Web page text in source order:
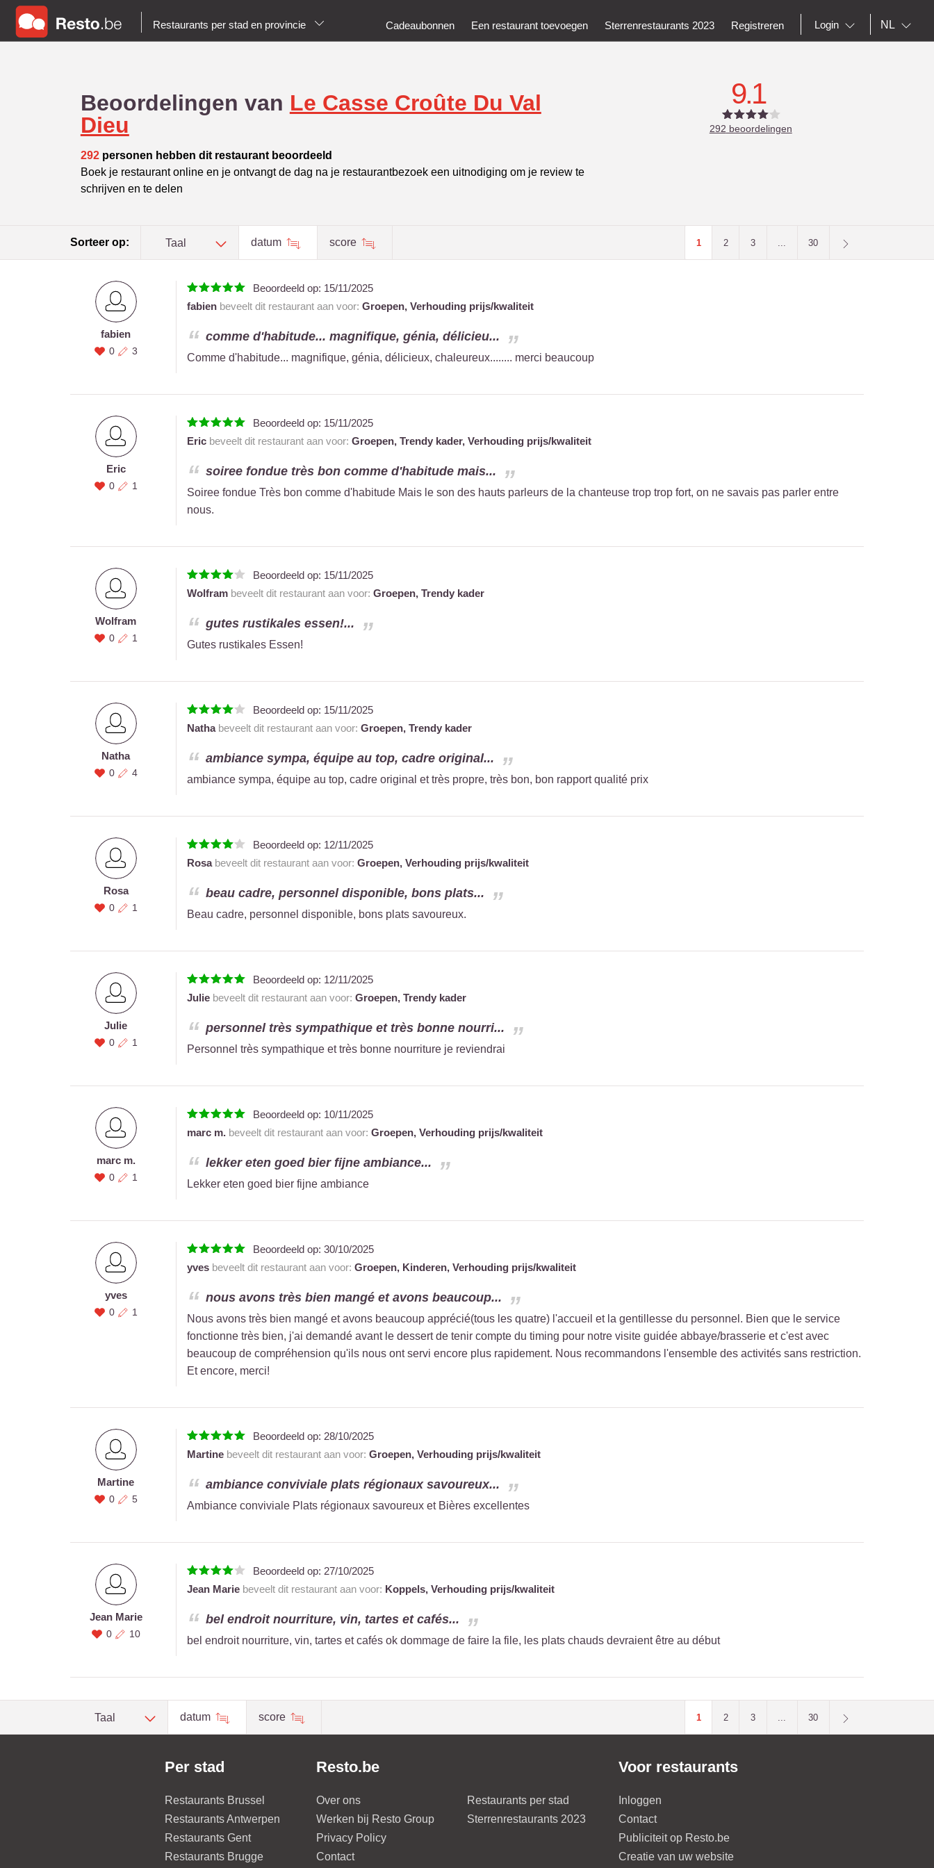
Restaurants per stad en provincie Cadeaubonnen Een restaurant toevoegen Sterrenrestaurants 2023 Registreren Login NL
Beoordelingen van Le Casse Croûte Du Val
Dieu
292personen hebben dit restaurant beoordeeld
Boek je restaurant online en je ontvangt de dag na je restaurantbezoek een uitnodiging om je review te
schrijven en te delen
9.1
292 beoordelingen
Sorteer op: Taal datum score 1 2 3 ... 30
fabien
0 3
Beoordeeld op: 15/11/2025
fabienbeveelt dit restaurant aan voor: Groepen, Verhouding prijs/kwaliteit
comme d'habitude... magnifique, génia, délicieu...
Comme d'habitude... magnifique, génia, délicieux, chaleureux........ merci beaucoup
Eric
0 1
Beoordeeld op: 15/11/2025
Ericbeveelt dit restaurant aan voor: Groepen, Trendy kader, Verhouding prijs/kwaliteit
soiree fondue très bon comme d'habitude mais...
Soiree fondue Très bon comme d'habitude Mais le son des hauts parleurs de la chanteuse trop trop fort, on ne savais pas parler entre
nous.
Wolfram
0 1
Beoordeeld op: 15/11/2025
Wolframbeveelt dit restaurant aan voor: Groepen, Trendy kader
gutes rustikales essen!...
Gutes rustikales Essen!
Natha
0 4
Beoordeeld op: 15/11/2025
Nathabeveelt dit restaurant aan voor: Groepen, Trendy kader
ambiance sympa, équipe au top, cadre original...
ambiance sympa, équipe au top, cadre original et très propre, très bon, bon rapport qualité prix
Rosa
0 1
Beoordeeld op: 12/11/2025
Rosabeveelt dit restaurant aan voor: Groepen, Verhouding prijs/kwaliteit
beau cadre, personnel disponible, bons plats...
Beau cadre, personnel disponible, bons plats savoureux.
Julie
0 1
Beoordeeld op: 12/11/2025
Juliebeveelt dit restaurant aan voor: Groepen, Trendy kader
personnel très sympathique et très bonne nourri...
Personnel très sympathique et très bonne nourriture je reviendrai
marc m.
0 1
Beoordeeld op: 10/11/2025
marc m.beveelt dit restaurant aan voor: Groepen, Verhouding prijs/kwaliteit
lekker eten goed bier fijne ambiance...
Lekker eten goed bier fijne ambiance
yves
0 1
Beoordeeld op: 30/10/2025
yvesbeveelt dit restaurant aan voor: Groepen, Kinderen, Verhouding prijs/kwaliteit
nous avons très bien mangé et avons beaucoup...
Nous avons très bien mangé et avons beaucoup apprécié(tous les quatre) l'accueil et la gentillesse du personnel. Bien que le service
fonctionne très bien, j'ai demandé avant le dessert de tenir compte du timing pour notre visite guidée abbaye/brasserie et c'est avec
beaucoup de compréhension qu'ils nous ont servi encore plus rapidement. Nous recommandons l'ensemble des activités sans restriction.
Et encore, merci!
Martine
0 5
Beoordeeld op: 28/10/2025
Martinebeveelt dit restaurant aan voor: Groepen, Verhouding prijs/kwaliteit
ambiance conviviale plats régionaux savoureux...
Ambiance conviviale Plats régionaux savoureux et Bières excellentes
Jean Marie
0 10
Beoordeeld op: 27/10/2025
Jean Mariebeveelt dit restaurant aan voor: Koppels, Verhouding prijs/kwaliteit
bel endroit nourriture, vin, tartes et cafés...
bel endroit nourriture, vin, tartes et cafés ok dommage de faire la file, les plats chauds devraient être au début
Taal datum score 1 2 3 ... 30
Per stad
Restaurants Brussel
Restaurants Antwerpen
Restaurants Gent
Restaurants Brugge
Resto.be
Over ons
Werken bij Resto Group
Privacy Policy
Contact
Restaurants per stad
Sterrenrestaurants 2023
Voor restaurants
Inloggen
Contact
Publiciteit op Resto.be
Creatie van uw website